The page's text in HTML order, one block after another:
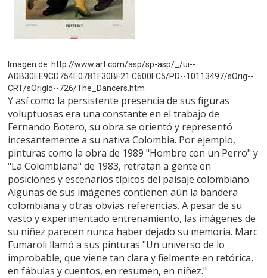
Imagen de: http://www.art.com/asp/sp-asp/_/ui--
ADB30EE9CD754E0781F30BF21 C600FC5/PD--10113497/sOrig--
CRT/sOrigId--726/The_Dancers.htm
Y así como la persistente presencia de sus figuras
voluptuosas era una constante en el trabajo de
Fernando Botero, su obra se orientó y representó
incesantemente a su nativa Colombia. Por ejemplo,
pinturas como la obra de 1989 "Hombre con un Perro" y
"La Colombiana" de 1983, retratan a gente en
posiciones y escenarios típicos del paisaje colombiano.
Algunas de sus imágenes contienen aún la bandera
colombiana y otras obvias referencias. A pesar de su
vasto y experimentado entrenamiento, las imágenes de
su niñez parecen nunca haber dejado su memoria. Marc
Fumaroli llamó a sus pinturas "Un universo de lo
improbable, que viene tan clara y fielmente en retórica,
en fábulas y cuentos, en resumen, en niñez."